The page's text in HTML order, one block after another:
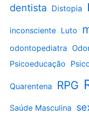
dentista Distopia
inconsciente Luto
odontopediatra
Psicoeducação
Quarentena RPG
Saúde Masculina